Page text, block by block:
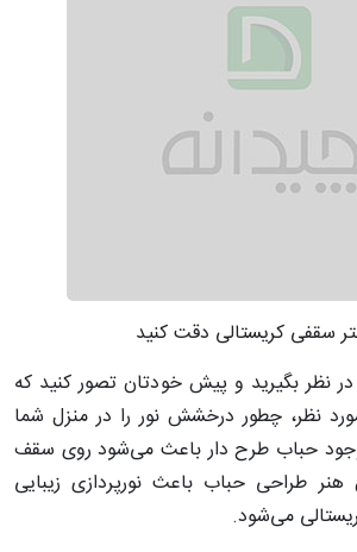
سقفی کریستالی دقت کنید
نظر بگیرید و پیش خودتان تصور کنید که
نظر، چطور درخشش نور را در منزل شما
وجود حباب طرح‌ دار باعث می‌شود روی سقف
طراحی حباب باعث نورپردازی زیبایی
‌می‌شود.